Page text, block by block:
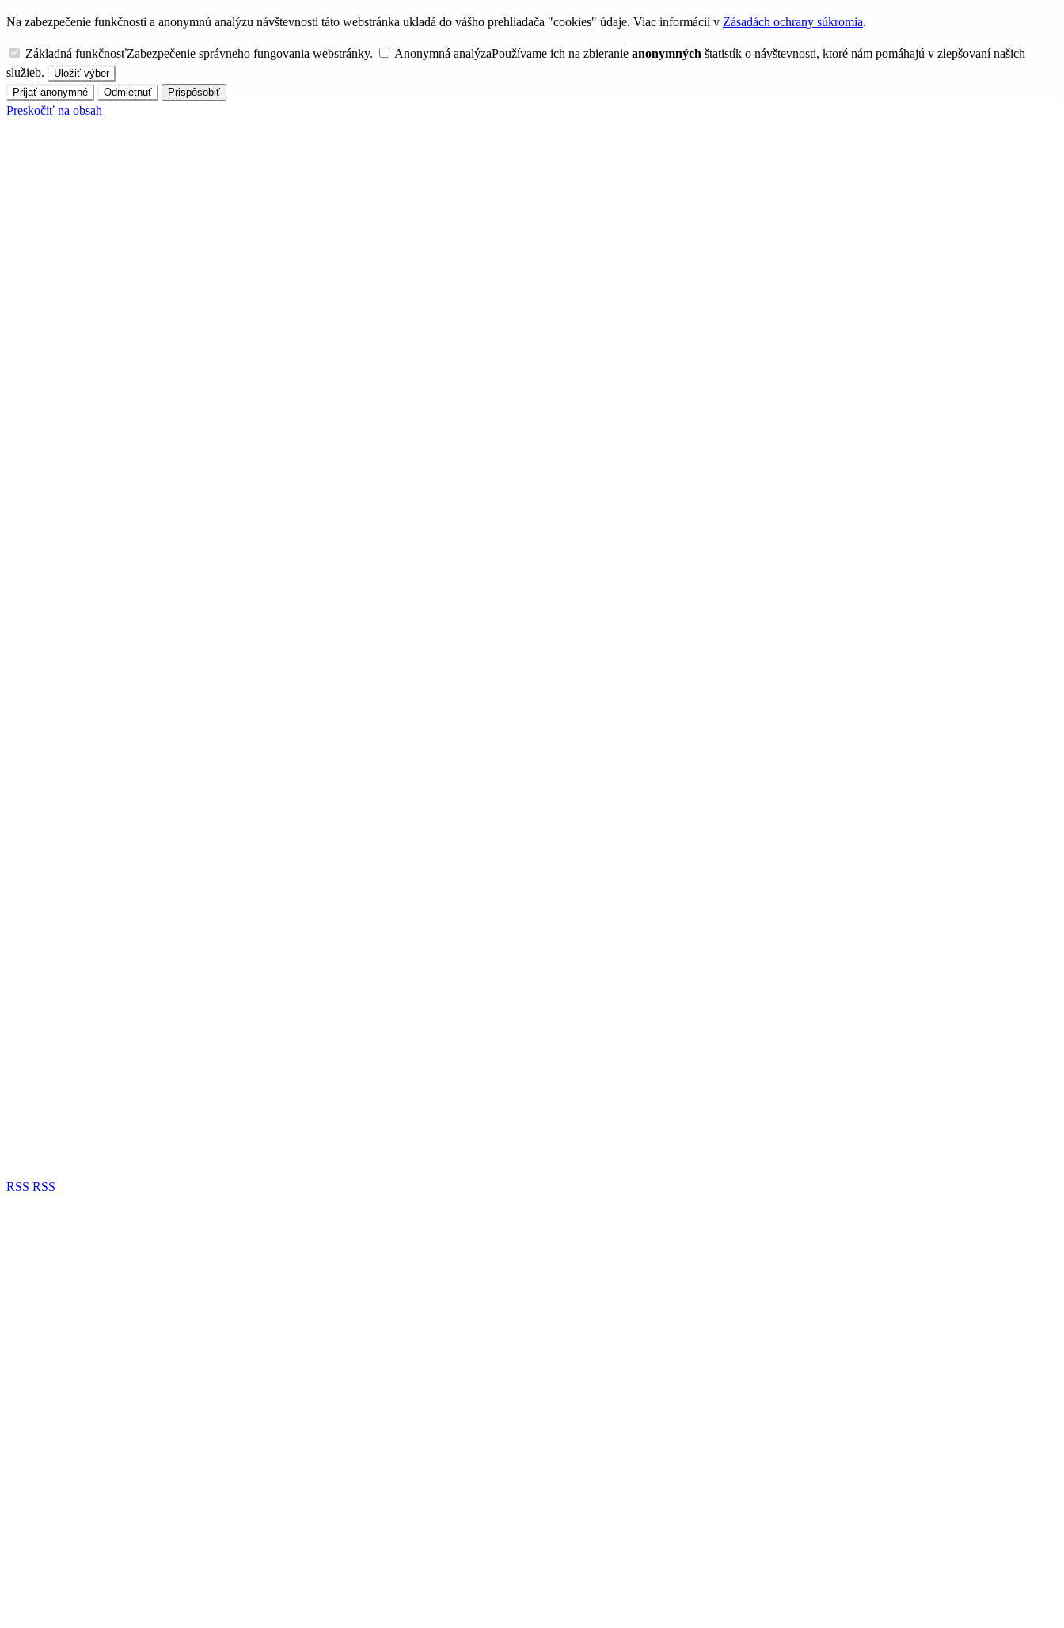
Na zabezpečenie funkčnosti a anonymnú analýzu návštevnosti táto webstránka ukladá do vášho prehliadača "cookies" údaje. Viac informácií v Zásadách ochrany súkromia.
Základná funkčnosťZabezpečenie správneho fungovania webstránky. Anonymná analýzaPoužívame ich na zbieranie anonymných štatistík o návštevnosti, ktoré nám pomáhajú v zlepšovaní našich
služieb.
Uložiť výber
Prijať anonymné
Odmietnuť Prispôsobiť
Preskočiť na obsah
RSS RSS